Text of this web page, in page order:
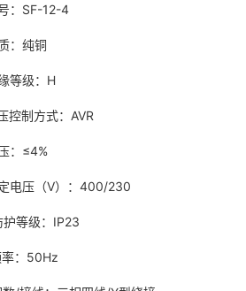
：SF-12-4
质：纯铜
绝缘等级：H
压控制方式：AVR
：≤4%
定电压（V）：400/230
护等级：IP23
频率：50Hz